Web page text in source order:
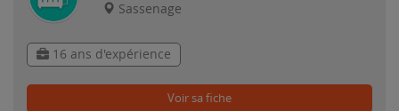
Sassenage
16 ans d'expérience
Voir sa fiche